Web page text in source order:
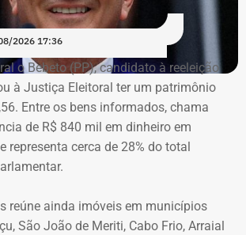
que esses canais passaram a
como responsável direto por obras,
públicos. Um exemplo disso,
foram as publicações em que
entregas de obras e
além de mensagens em primeira
aqui recuperando os aparelhos
do g1
2026 17:36
o Bebeto (PP), candidato à reeleição
à Justiça Eleitoral ter um patrimônio
Entre os bens informados, chama
de R$ 840 mil em dinheiro em
representa cerca de 28% do total
reúne ainda imóveis em municípios
São João de Meriti, Cabo Frio, Arraial